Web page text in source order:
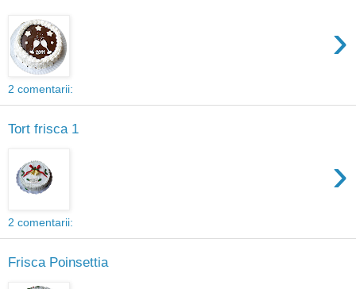
›
2 comentarii:
Tort frisca 1
›
2 comentarii:
Frisca Poinsettia